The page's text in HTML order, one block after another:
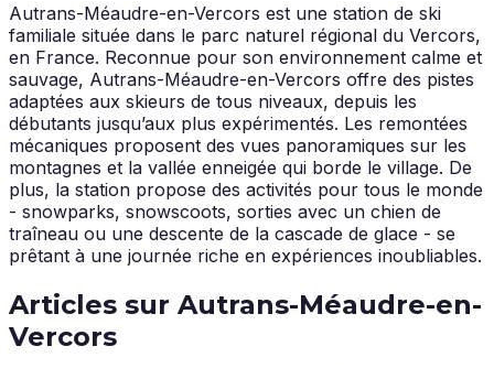
Autrans-Méaudre-en-Vercors est une station de ski
familiale située dans le parc naturel régional du Vercors,
en France. Reconnue pour son environnement calme et
sauvage, Autrans-Méaudre-en-Vercors offre des pistes
adaptées aux skieurs de tous niveaux, depuis les
débutants jusqu’aux plus expérimentés. Les remontées
mécaniques proposent des vues panoramiques sur les
montagnes et la vallée enneigée qui borde le village. De
plus, la station propose des activités pour tous le monde
- snowparks, snowscoots, sorties avec un chien de
traîneau ou une descente de la cascade de glace - se
prêtant à une journée riche en expériences inoubliables.
Articles sur Autrans-Méaudre-en-
Vercors